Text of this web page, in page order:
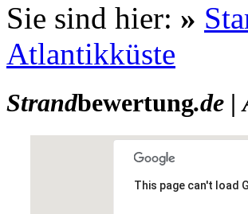
Sie sind hier: »
Atlantikküste
Strandbewertung.de |
This page can't load